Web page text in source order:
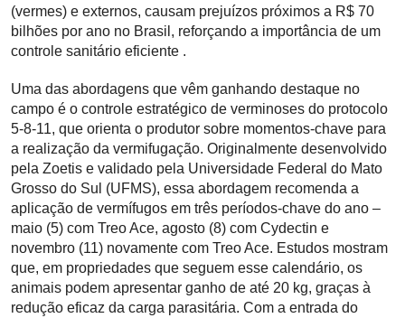
(vermes) e externos, causam prejuízos próximos a R$ 70
bilhões por ano no Brasil, reforçando a importância de um
controle sanitário eficiente .
Uma das abordagens que vêm ganhando destaque no
campo é o controle estratégico de verminoses do protocolo
5-8-11, que orienta o produtor sobre momentos-chave para
a realização da vermifugação. Originalmente desenvolvido
pela Zoetis e validado pela Universidade Federal do Mato
Grosso do Sul (UFMS), essa abordagem recomenda a
aplicação de vermífugos em três períodos-chave do ano –
maio (5) com Treo Ace, agosto (8) com Cydectin e
novembro (11) novamente com Treo Ace. Estudos mostram
que, em propriedades que seguem esse calendário, os
animais podem apresentar ganho de até 20 kg, graças à
redução eficaz da carga parasitária. Com a entrada do